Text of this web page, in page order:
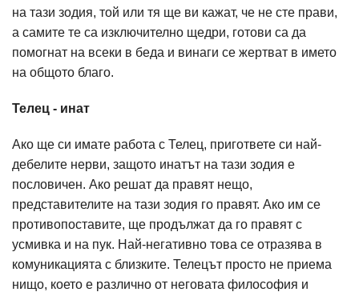
на тази зодия, той или тя ще ви кажат, че не сте прави,
а самите те са изключително щедри, готови са да
помогнат на всеки в беда и винаги се жертват в името
на общото благо.
Телец - инат
Ако ще си имате работа с Телец, пригответе си най-
дебелите нерви, защото инатът на тази зодия е
пословичен. Ако решат да правят нещо,
представителите на тази зодия го правят. Ако им се
противопоставите, ще продължат да го правят с
усмивка и на пук. Най-негативно това се отразява в
комуникацията с близките. Телецът просто не приема
нищо, което е различно от неговата философия и